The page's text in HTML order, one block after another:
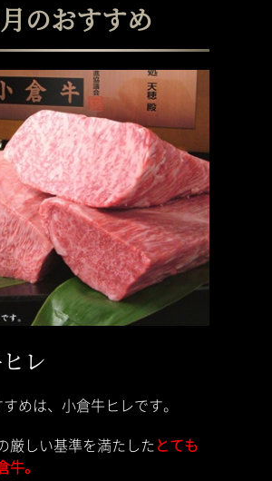
のおすすめ
レ
めは、小倉牛ヒレです。
厳しい基準を満たした とても
。